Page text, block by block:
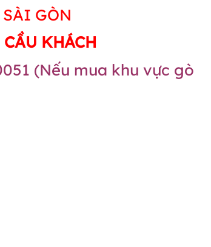
GÒN
CẦU KHÁCH
(Nếu mua khu vực gò